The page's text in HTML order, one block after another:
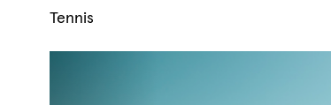
Tennis